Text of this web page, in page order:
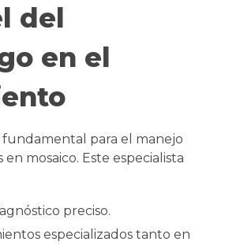
del
en el
para el manejo
mosaico. Este especialista
preciso.
especializados tanto en